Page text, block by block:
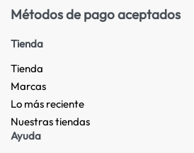
Métodos de pago aceptados
Tienda
Tienda
Marcas
Lo más reciente​
Nuestras tiendas​
Ayuda